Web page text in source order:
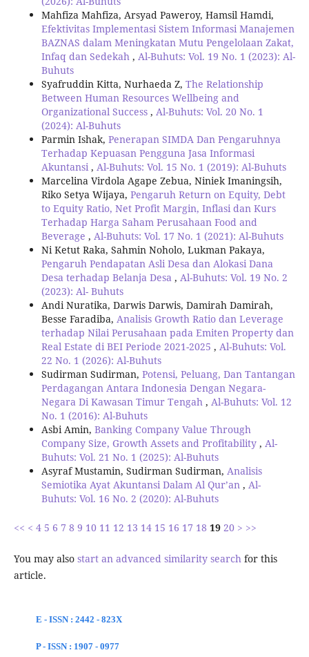
Mahfiza Mahfiza, Arsyad Paweroy, Hamsil Hamdi,
Efektivitas Implementasi Sistem Informasi Manajemen
BAZNAS dalam Meningkatan Mutu Pengelolaan Zakat,
Infaq dan Sedekah , Al-Buhuts: Vol. 19 No. 1 (2023): Al-
Buhuts
Syafruddin Kitta, Nurhaeda Z, The Relationship
Between Human Resources Wellbeing and
Organizational Success , Al-Buhuts: Vol. 20 No. 1
(2024): Al-Buhuts
Parmin Ishak, Penerapan SIMDA Dan Pengaruhnya
Terhadap Kepuasan Pengguna Jasa Informasi
Akuntansi, Al-Buhuts: Vol. 15 No. 1 (2019): Al-Buhuts
Marcelina Virdola Agape Zebua, Niniek Imaningsih,
Riko Setya Wijaya, Pengaruh Return on Equity, Debt
to Equity Ratio, Net Profit Margin, Inflasi dan Kurs
Terhadap Harga Saham Perusahaan Food and
Beverage , Al-Buhuts: Vol. 17 No. 1 (2021): Al-Buhuts
Ni Ketut Raka, Sahmin Noholo, Lukman Pakaya,
Pengaruh Pendapatan Asli Desa dan Alokasi Dana
Desa terhadap Belanja Desa , Al-Buhuts: Vol. 19 No. 2
(2023): Al- Buhuts
Andi Nuratika, Darwis Darwis, Damirah Damirah,
Besse Faradiba, Analisis Growth Ratio dan Leverage
terhadap Nilai Perusahaan pada Emiten Property dan
Real Estate di BEI Periode 2021-2025 , Al-Buhuts: Vol.
22 No. 1 (2026): Al-Buhuts
Sudirman Sudirman, Potensi, Peluang, Dan Tantangan
Perdagangan Antara Indonesia Dengan Negara-
Negara Di Kawasan Timur Tengah , Al-Buhuts: Vol. 12
No. 1 (2016): Al-Buhuts
Asbi Amin, Banking Company Value Through
Company Size, Growth Assets and Profitability , Al-
Buhuts: Vol. 21 No. 1 (2025): Al-Buhuts
Asyraf Mustamin, Sudirman Sudirman, Analisis
Semiotika Ayat Akuntansi Dalam Al Qur’an , Al-
Buhuts: Vol. 16 No. 2 (2020): Al-Buhuts
<< < 4 5 6 7 8 9 10 11 12 13 14 15 16 17 18 19 20 > >>
You may also start an advanced similarity search for this
article.
E - ISSN : 2442 - 823X
P - ISSN : 1907 - 0977